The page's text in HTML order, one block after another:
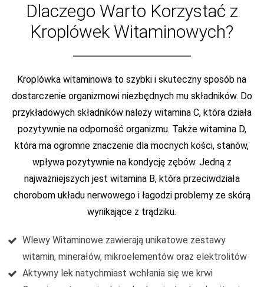
Dlaczego Warto Korzystać z
Kroplówek Witaminowych?
Kroplówka witaminowa to szybki i skuteczny sposób na
dostarczenie organizmowi niezbędnych mu składników. Do
przykładowych składników należy witamina C, która działa
pozytywnie na odporność organizmu. Także witamina D,
która ma ogromne znaczenie dla mocnych kości, stanów,
wpływa pozytywnie na kondycję zębów. Jedną z
najważniejszych jest witamina B, która przeciwdziała
chorobom układu nerwowego i łagodzi problemy ze skórą
wynikające z trądziku.
Wlewy Witaminowe zawierają unikatowe zestawy
witamin, minerałów, mikroelementów oraz elektrolitów
Aktywny lek natychmiast wchłania się we krwi